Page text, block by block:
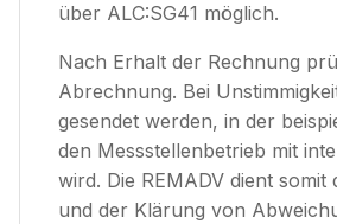
über ALC:SG41 möglich.
Nach Erhalt der Rechnung
Abrechnung. Bei
gesendet werden, in der
den Messstellenbetrieb mit
wird. Die REMADV dient
und der Klärung von